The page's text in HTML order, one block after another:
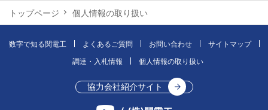
トップページ 個人情報の取り扱い
数字で知る関電工 よくあるご質問 お問い合わせ サイトマップ
調達・入札情報 個人情報の取り扱い
協力会社紹介サイト